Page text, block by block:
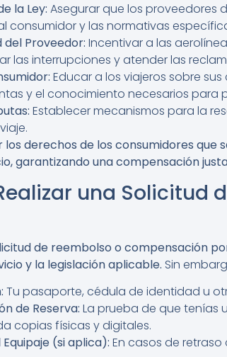
la Ley: Asegurar que los proveedores
consumidor y las normativas
del Proveedor: Incentivar a las
las interrupciones y atender las
Educar a los viajeros sobre
y el conocimiento necesarios para
Establecer mecanismos para la
derechos de los consumidores que
garantizando una compensación
una Solicitud
de reembolso o compensación
y la legislación aplicable. Sin
Tu pasaporte, cédula de identidad u
de Reserva: La prueba de que tenías
copias físicas y digitales.
(si aplica): En casos de